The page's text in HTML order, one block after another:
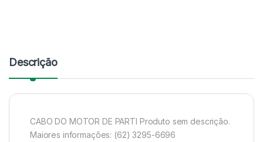
Descrição
CABO DO MOTOR DE PARTI Produto sem descrição.
Maiores informações: (62) 3295-6696